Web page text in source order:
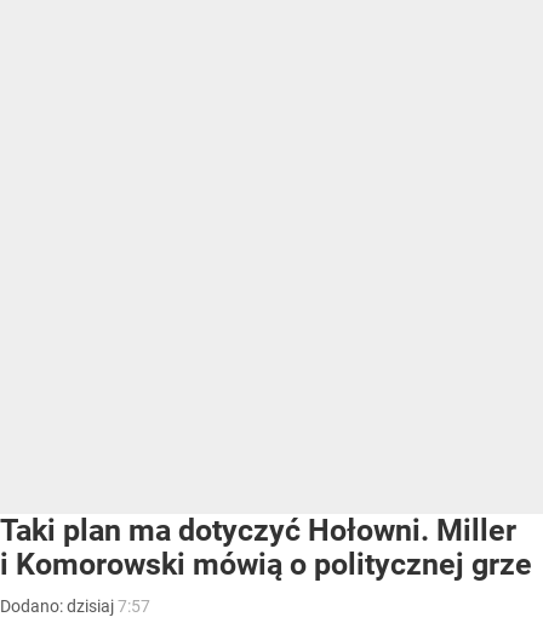
Taki plan ma dotyczyć Hołowni. Miller
i Komorowski mówią o politycznej grze
Dodano:dzisiaj7:57